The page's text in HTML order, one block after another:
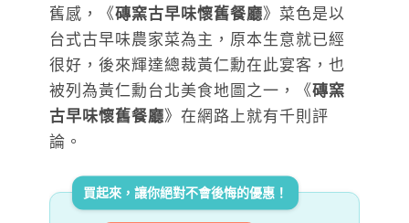
舊感，《磚窯古早味懷舊餐廳》菜色是以
台式古早味農家菜為主，原本生意就已經
很好，後來輝達總裁黃仁勳在此宴客，也
被列為黃仁勳台北美食地圖之一，《磚窯
古早味懷舊餐廳》在網路上就有千則評
論。
買起來，讓你絕對不會後悔的優惠！